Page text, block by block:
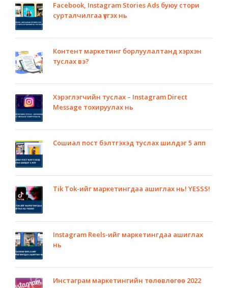
Facebook, Instagram Stories Ads буюу стори
сурталчилгаа үүсгэх нь
Контент маркетинг борлуулалтанд хэрхэн
туслах вэ?
Хэрэглэгчийн туслах – Instagram Direct
Message тохируулах нь
Сошиал пост бэлтгэхэд туслах шилдэг 5 апп
Tik Tok-ийг маркетингдаа ашиглах нь! YESSS!
Instagram Reels-ийг маркетингдаа ашиглах
нь
Инстаграм маркетингийн төлөвлөгөө 2022